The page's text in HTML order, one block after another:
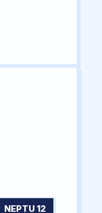
NEPTU 12